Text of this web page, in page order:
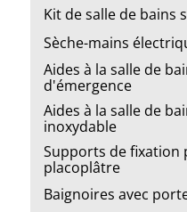
Kit de salle de bains
Sèche-mains
Aides à la salle de
d'émergence
Aides à la salle de
inoxydable
Supports de fixation
placoplâtre
Baignoires avec